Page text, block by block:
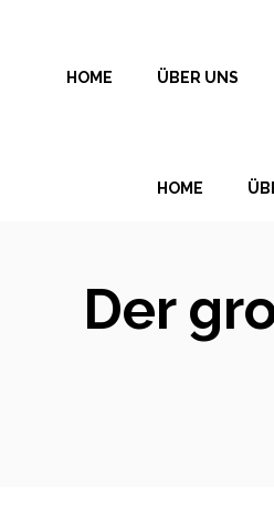
springenHOME ÜBER UNS
HOME
Der